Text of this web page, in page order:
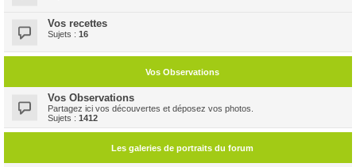
Vos recettes
Sujets : 16
Vos Observations
Vos Observations
Partagez ici vos découvertes et déposez vos photos.
Sujets : 1412
Les galeries de portraits du forum